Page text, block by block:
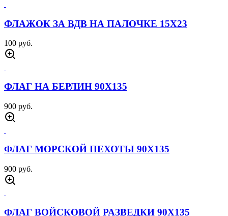
ФЛАЖОК ЗА ВДВ НА ПАЛОЧКЕ 15Х23
100 руб.
ФЛАГ НА БЕРЛИН 90Х135
900 руб.
ФЛАГ МОРСКОЙ ПЕХОТЫ 90Х135
900 руб.
ФЛАГ ВОЙСКОВОЙ РАЗВЕДКИ 90Х135